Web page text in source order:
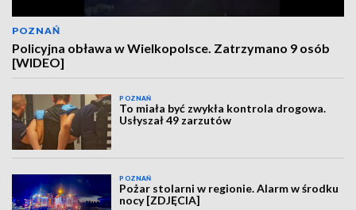
POZNAŃ
Policyjna obława w Wielkopolsce. Zatrzymano 9 osób
[WIDEO]
POZNAŃ
To miała być zwykła kontrola drogowa.
Usłyszał 49 zarzutów
POZNAŃ
Pożar stolarni w regionie. Alarm w środku
nocy [ZDJĘCIA]